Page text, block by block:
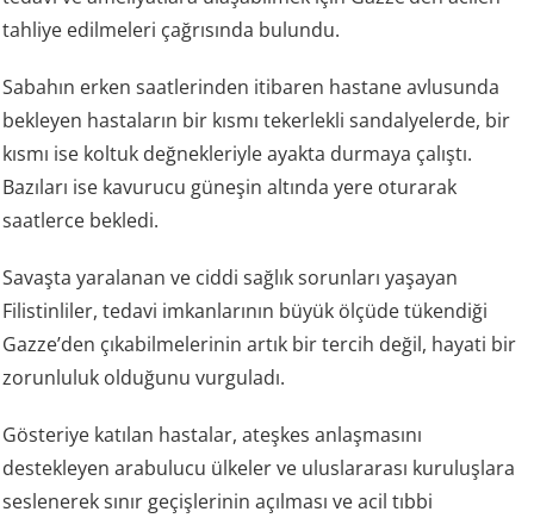
tahliye edilmeleri çağrısında bulundu.
Sabahın erken saatlerinden itibaren hastane avlusunda
bekleyen hastaların bir kısmı tekerlekli sandalyelerde, bir
kısmı ise koltuk değnekleriyle ayakta durmaya çalıştı.
Bazıları ise kavurucu güneşin altında yere oturarak
saatlerce bekledi.
Savaşta yaralanan ve ciddi sağlık sorunları yaşayan
Filistinliler, tedavi imkanlarının büyük ölçüde tükendiği
Gazze’den çıkabilmelerinin artık bir tercih değil, hayati bir
zorunluluk olduğunu vurguladı.
Gösteriye katılan hastalar, ateşkes anlaşmasını
destekleyen arabulucu ülkeler ve uluslararası kuruluşlara
seslenerek sınır geçişlerinin açılması ve acil tıbbi